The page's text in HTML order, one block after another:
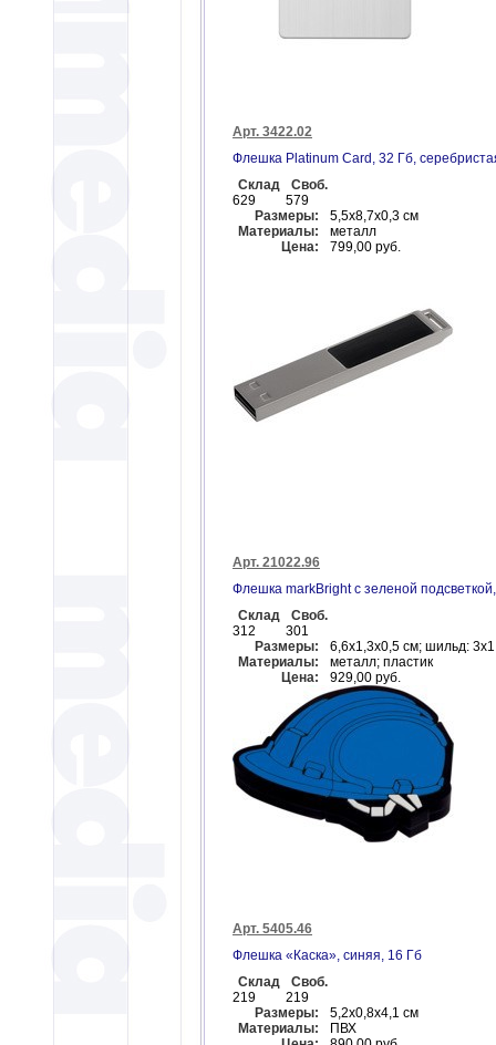
Арт. 3422.02
Флешка Platinum Card, 32 Гб,
Склад
Своб.
629
579
Размеры:
5,5х8,7х0,3 см
Материалы:
металл
Цена:
799,00 руб.
Арт. 21022.96
Флешка markBright с зеленой
Склад
Своб.
312
301
Размеры:
6,6х1,3х0,5 см; шильд:
Материалы:
металл; пластик
Цена:
929,00 руб.
Арт. 5405.46
Флешка «Каска», синяя, 16 Гб
Склад
Своб.
219
219
Размеры:
5,2х0,8х4,1 см
Материалы:
ПВХ